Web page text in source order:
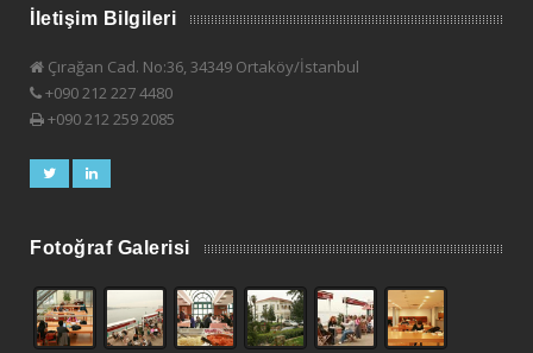
İletişim Bilgileri
Çırağan Cad. No:36, 34349 Ortaköy/İstanbul
+090 212 227 4480
+090 212 259 2085
Fotoğraf Galerisi